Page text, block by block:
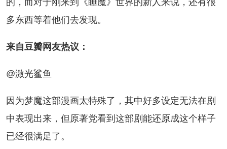
的，而对于刚来到《睡魔》世界的新人来说，还有很
多东西等着他们去发现。
豆瓣网友热议：
光鲨鱼
梦魔这部漫画太特殊了，其中好多设定无法在剧
中表现出来，但原著党看到这部剧能还原成这个样子
已经很满足了。